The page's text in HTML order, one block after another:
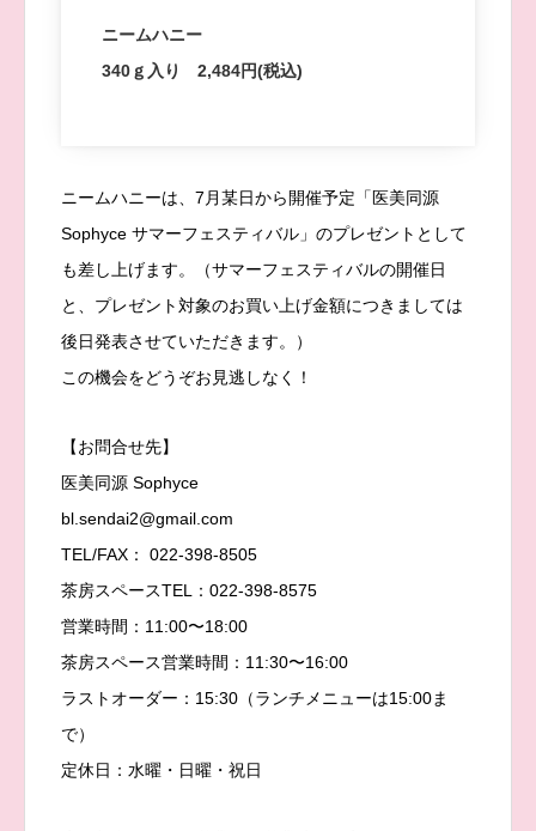
ニームハニー
340ｇ入り 2,484円(税込)
ニームハニーは、7月某日から開催予定「医美同源
Sophyce サマーフェスティバル」のプレゼントとして
も差し上げます。（サマーフェスティバルの開催日
と、プレゼント対象のお買い上げ金額につきましては
後日発表させていただきます。）
この機会をどうぞお見逃しなく！
【お問合せ先】
医美同源 Sophyce
bl.sendai2@gmail.com
TEL/FAX： 022-398-8505
茶房スペースTEL：022-398-8575
営業時間：11:00〜18:00
茶房スペース営業時間：11:30〜16:00
ラストオーダー：15:30（ランチメニューは15:00ま
で）
定休日：水曜・日曜・祝日